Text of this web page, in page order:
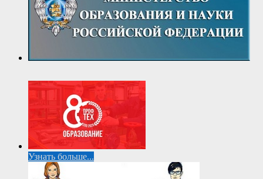
Узнать больше...